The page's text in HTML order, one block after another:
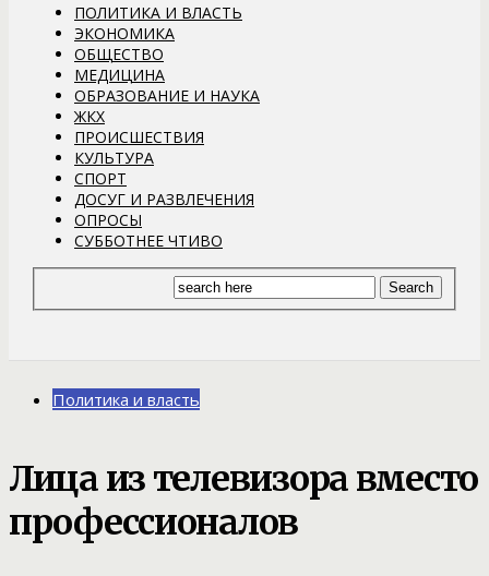
ПОЛИТИКА И ВЛАСТЬ
ЭКОНОМИКА
ОБЩЕСТВО
МЕДИЦИНА
ОБРАЗОВАНИЕ И НАУКА
ЖКХ
ПРОИСШЕСТВИЯ
КУЛЬТУРА
СПОРТ
ДОСУГ И РАЗВЛЕЧЕНИЯ
ОПРОСЫ
СУББОТНЕЕ ЧТИВО
Политика и власть
Лица из телевизора вместо
профессионалов